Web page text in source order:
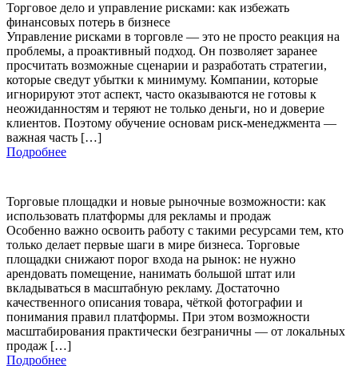
Торговое дело и управление рисками: как избежать
финансовых потерь в бизнесе
Управление рисками в торговле — это не просто реакция на
проблемы, а проактивный подход. Он позволяет заранее
просчитать возможные сценарии и разработать стратегии,
которые сведут убытки к минимуму. Компании, которые
игнорируют этот аспект, часто оказываются не готовы к
неожиданностям и теряют не только деньги, но и доверие
клиентов. Поэтому обучение основам риск-менеджмента —
важная часть […]
Подробнее
Торговые площадки и новые рыночные возможности: как
использовать платформы для рекламы и продаж
Особенно важно освоить работу с такими ресурсами тем, кто
только делает первые шаги в мире бизнеса. Торговые
площадки снижают порог входа на рынок: не нужно
арендовать помещение, нанимать большой штат или
вкладываться в масштабную рекламу. Достаточно
качественного описания товара, чёткой фотографии и
понимания правил платформы. При этом возможности
масштабирования практически безграничны — от локальных
продаж […]
Подробнее